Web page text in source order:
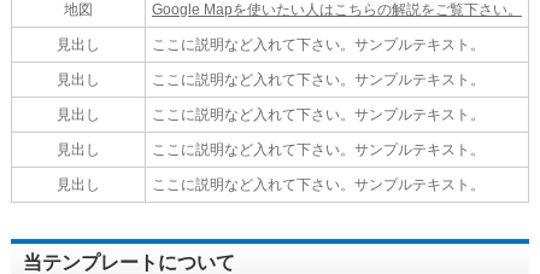
地図 Google Mapを使いたい人はこちらの解説をご覧下さい。
見出し ここに説明など入れて下さい。サンプルテキスト。
見出し ここに説明など入れて下さい。サンプルテキスト。
見出し ここに説明など入れて下さい。サンプルテキスト。
見出し ここに説明など入れて下さい。サンプルテキスト。
見出し ここに説明など入れて下さい。サンプルテキスト。
当テンプレートについて